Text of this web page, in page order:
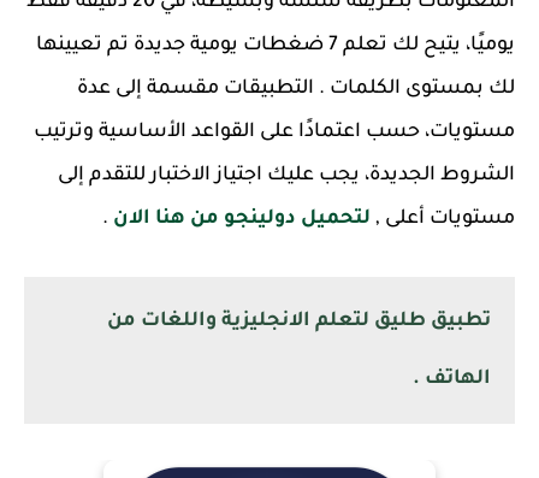
يوميًا، يتيح لك تعلم 7 ضغطات يومية جديدة تم تعيينها
لك بمستوى الكلمات . التطبيقات مقسمة إلى عدة
مستويات، حسب اعتمادًا على القواعد الأساسية وترتيب
الشروط الجديدة، يجب عليك اجتياز الاختبار للتقدم إلى
مستويات أعلى , لتحميل دولينجو من هنا الان .
تطبيق طليق لتعلم الانجليزية واللغات من
الهاتف .